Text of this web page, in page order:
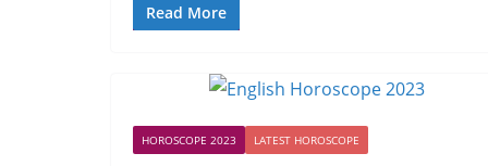
Read More
HOROSCOPE 2023 LATEST HOROSCOPE